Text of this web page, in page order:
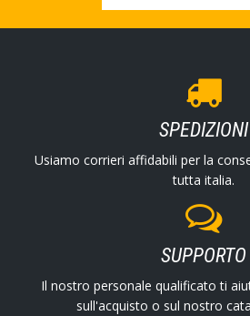
SPEDIZIONI
Usiamo corrieri affidabili per la
tutta italia.
SUPPORTO
Il nostro personale qualificato ti
sull'acquisto o sul nostro